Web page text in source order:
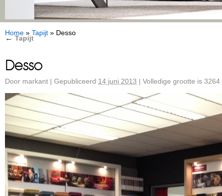
Home » Tapijt » Desso
← Tapijt
Desso
Door markant | Gepubliceerd 14 juni 2013 | Volledige grootte is 3264